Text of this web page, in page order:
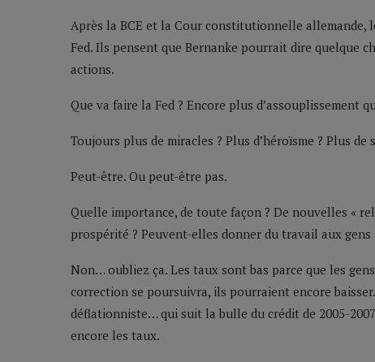
Après la BCE et la Cour constitutionnelle allemande,
Fed. Ils pensent que Bernanke pourrait dire quelque
actions.
Que va faire la Fed ? Encore plus d’assouplissement
Toujours plus de miracles ? Plus d’héroïsme ? Plus
Peut-être. Ou peut-être pas.
Quelle importance, de toute façon ? De nouvelles «
prospérité ? Peuvent-elles donner du travail aux
Non… oubliez ça. Les taux sont bas parce que les
correction se poursuivra, ils pourraient encore
déflationniste… qui suit la bulle du crédit de 2005-
encore les taux.